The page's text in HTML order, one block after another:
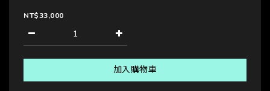
NT$33,000
加入購物車